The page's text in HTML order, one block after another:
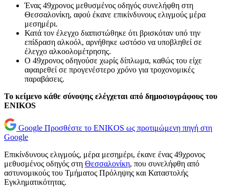
Ένας 49χρονος μεθυσμένος οδηγός συνελήφθη στη
Θεσσαλονίκη, αφού έκανε επικίνδυνους ελιγμούς μέρα
μεσημέρι.
Κατά τον έλεγχο διαπιστώθηκε ότι βρισκόταν υπό την
επίδραση αλκοόλ, αρνήθηκε ωστόσο να υποβληθεί σε
έλεγχο αλκοολομέτρησης.
Ο 49χρονος οδηγούσε χωρίς δίπλωμα, καθώς του είχε
αφαιρεθεί σε προγενέστερο χρόνο για τροχονομικές
παραβάσεις.
Το κείμενο κάθε σύνοψης ελέγχεται από δημοσιογράφους του
ENIKOS
Google Προσθέστε το ENIKOS ως προτιμώμενη πηγή στη
Google
Επικίνδυνους ελιγμούς, μέρα μεσημέρι, έκανε ένας 49χρονος
μεθυσμένος οδηγός στη Θεσσαλονίκη, που συνελήφθη από
αστυνομικούς του Τμήματος Πρόληψης και Καταστολής
Εγκληματικότητας.